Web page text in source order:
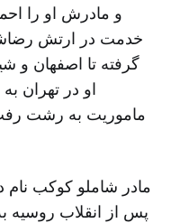
و مادرش او را
خدمت در ارتش
گرفته تا اصفهان و
او در تهران
ماموریت به رشت
مادر شاملو کوکب نام
پس از انقلاب روسیه